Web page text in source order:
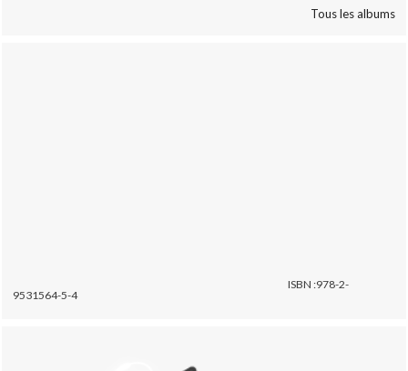
Tous les albums
ISBN :978-2-
9531564-5-4